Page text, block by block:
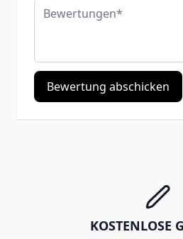
Bewertungen
Bewertung abschicken
KOSTENLOSE